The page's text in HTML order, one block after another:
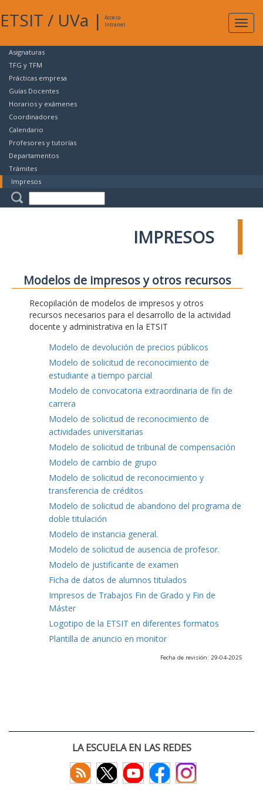
ETSIT / UVa |
Acceso
Intranet
Asignaturas
TFG y TFM
Prácticas empresa
Guías Docentes
Horarios y exámenes
Coordinadores
Calendario
Profesores y tutorías
Departamentos
Trámites
Impresos
IMPRESOS
Modelos de impresos y otros recursos
Recopilación de modelos de impresos y otros
recursos necesarios para el desarrollo de la actividad
docente y administrativa en la ETSIT
Modelo de devolución de precios públicos
Modelo de solicitud de reconocimiento de
estudiante a tiempo parcial
Modelo de convocatoria extraordinaria de fin de
carrera
Modelo de solicitud de reconocimiento de
actividades universitarias
Modelo de solicitud de tribunal de compensación
Modelo de cambio de grupo
Modelo de solicitud de reconocimiento y
transferencia de créditos
Modelo de solicitud de abandono del programa de
doble titulación
Modelo de instancia general.
Modelo de solicitud de ausencia de profesor.
Modelo de justificante de examen
Ficha de datos de alumnos titulados
Impresos de Trabajos Fin de Grado y Fin de
Máster
Logotipo de la ETSIT en diferentes formatos
Plantilla de anuncio en monitor
Fecha de revisión: 29-04-2025
LA ESCUELA EN LAS REDES